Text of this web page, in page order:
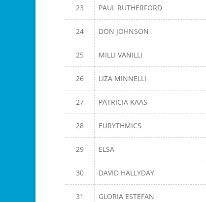
23 PAUL RUTHERFORD
24 DON JOHNSON
25 MILLI VANILLI
26 LIZA MINNELLI
27 PATRICIA KAAS
28 EURYTHMICS
29 ELSA
30 DAVID HALLYDAY
31 GLORIA ESTEFAN